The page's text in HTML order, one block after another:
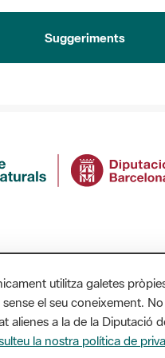
Suggeriments
utilitza galetes
sense el seu coneixement.
alienes a la de la Diputació
la nostra política de